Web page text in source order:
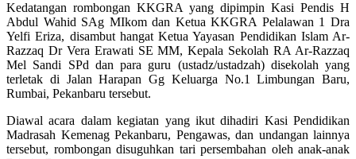
Kedatangan rombongan KKGRA yang dipimpin Kasi Pendis H
Abdul Wahid SAg MIkom dan Ketua KKGRA Pelalawan 1 Dra
Yelfi Eriza, disambut hangat Ketua Yayasan Pendidikan Islam Ar-
Razzaq Dr Vera Erawati SE MM, Kepala Sekolah RA Ar-Razzaq
Mel Sandi SPd dan para guru (ustadz/ustadzah) disekolah yang
terletak di Jalan Harapan Gg Keluarga No.1 Limbungan Baru,
Rumbai, Pekanbaru tersebut.
Diawal acara dalam kegiatan yang ikut dihadiri Kasi Pendidikan
Madrasah Kemenag Pekanbaru, Pengawas, dan undangan lainnya
tersebut, rombongan disuguhkan tari persembahan oleh anak-anak